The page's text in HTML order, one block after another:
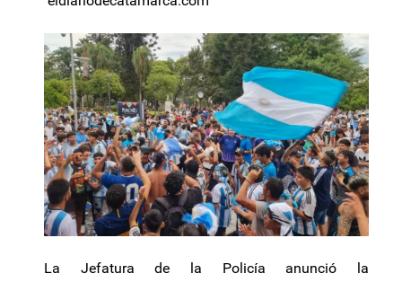
La Jefatura de la Policía anunció la